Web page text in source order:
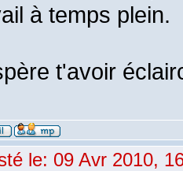
à temps plein.
t'avoir
le: 09 Avr 2010,